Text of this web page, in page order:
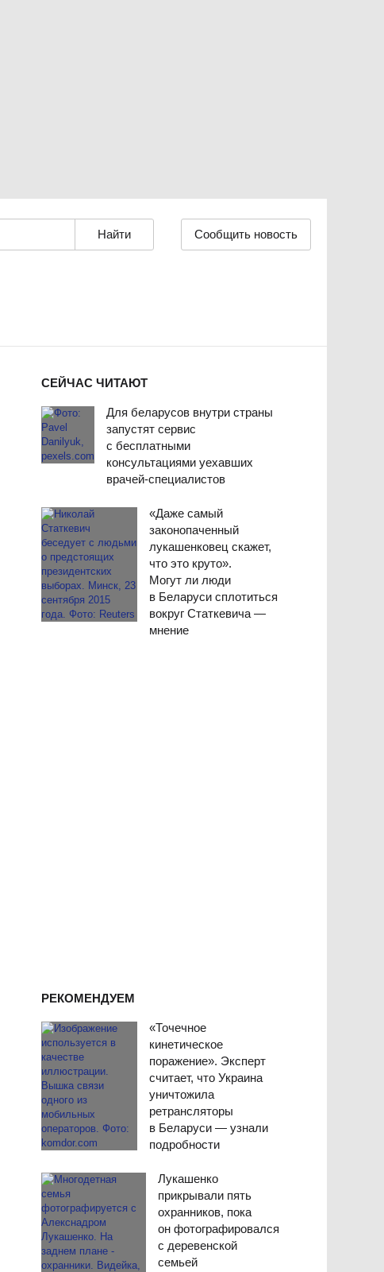
Сообщить новость
СЕЙЧАС ЧИТАЮТ
Для беларусов внутри страны
запустят сервис
с бесплатными
консультациями уехавших
врачей-специалистов
«Даже самый
законопаченный
лукашенковец скажет,
что это круто».
Могут ли люди
в Беларуси сплотиться
вокруг Статкевича —
мнение
РЕКОМЕНДУЕМ
«Точечное
кинетическое
поражение». Эксперт
считает, что Украина
уничтожила
ретрансляторы
в Беларуси — узнали
подробности
Лукашенко
прикрывали пять
охранников, пока
он фотографировался
с деревенской
семьей